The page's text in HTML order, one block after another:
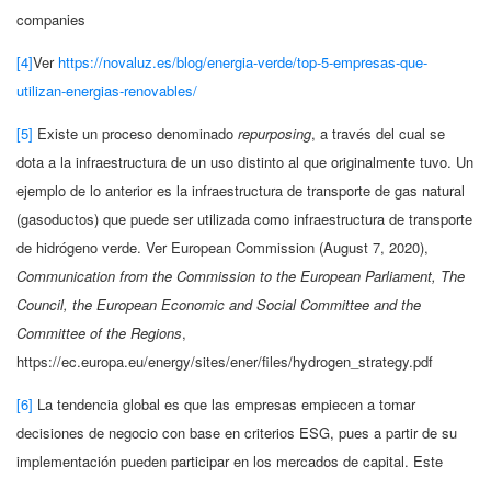
companies
[4]Ver https://novaluz.es/blog/energia-verde/top-5-empresas-que-
utilizan-energias-renovables/
[5] Existe un proceso denominado repurposing, a través del cual se
dota a la infraestructura de un uso distinto al que originalmente tuvo. Un
ejemplo de lo anterior es la infraestructura de transporte de gas natural
(gasoductos) que puede ser utilizada como infraestructura de transporte
de hidrógeno verde. Ver European Commission (August 7, 2020),
Communication from the Commission to the European Parliament, The
Council, the European Economic and Social Committee and the
Committee of the Regions,
https://ec.europa.eu/energy/sites/ener/files/hydrogen_strategy.pdf
[6] La tendencia global es que las empresas empiecen a tomar
decisiones de negocio con base en criterios ESG, pues a partir de su
implementación pueden participar en los mercados de capital. Este